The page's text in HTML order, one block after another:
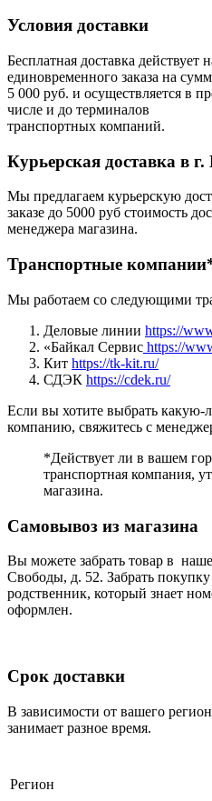
Условия доставки
Бесплатная доставка действует
единовременного заказа на
5 000 руб. и осуществляется в
числе и до терминалов
транспортных компаний.
Курьерская доставка в
Мы предлагаем курьерскую
заказе до 5000 руб стоимость
менеджера магазина.
Транспортные
Мы работаем со следующими
Деловые линии https://
«Байкал Сервис https://
Кит https://tk-kit.ru/
СДЭК https://cdek.ru/
Если вы хотите выбрать
компанию, свяжитесь с
*Действует ли в вашем
транспортная компания,
магазина.
Самовывоз из магазина
Вы можете забрать товар в
Свободы, д. 52. Забрать
родственник, который знает
оформлен.
Срок доставки
В зависимости от вашего
занимает разное время.
Регион